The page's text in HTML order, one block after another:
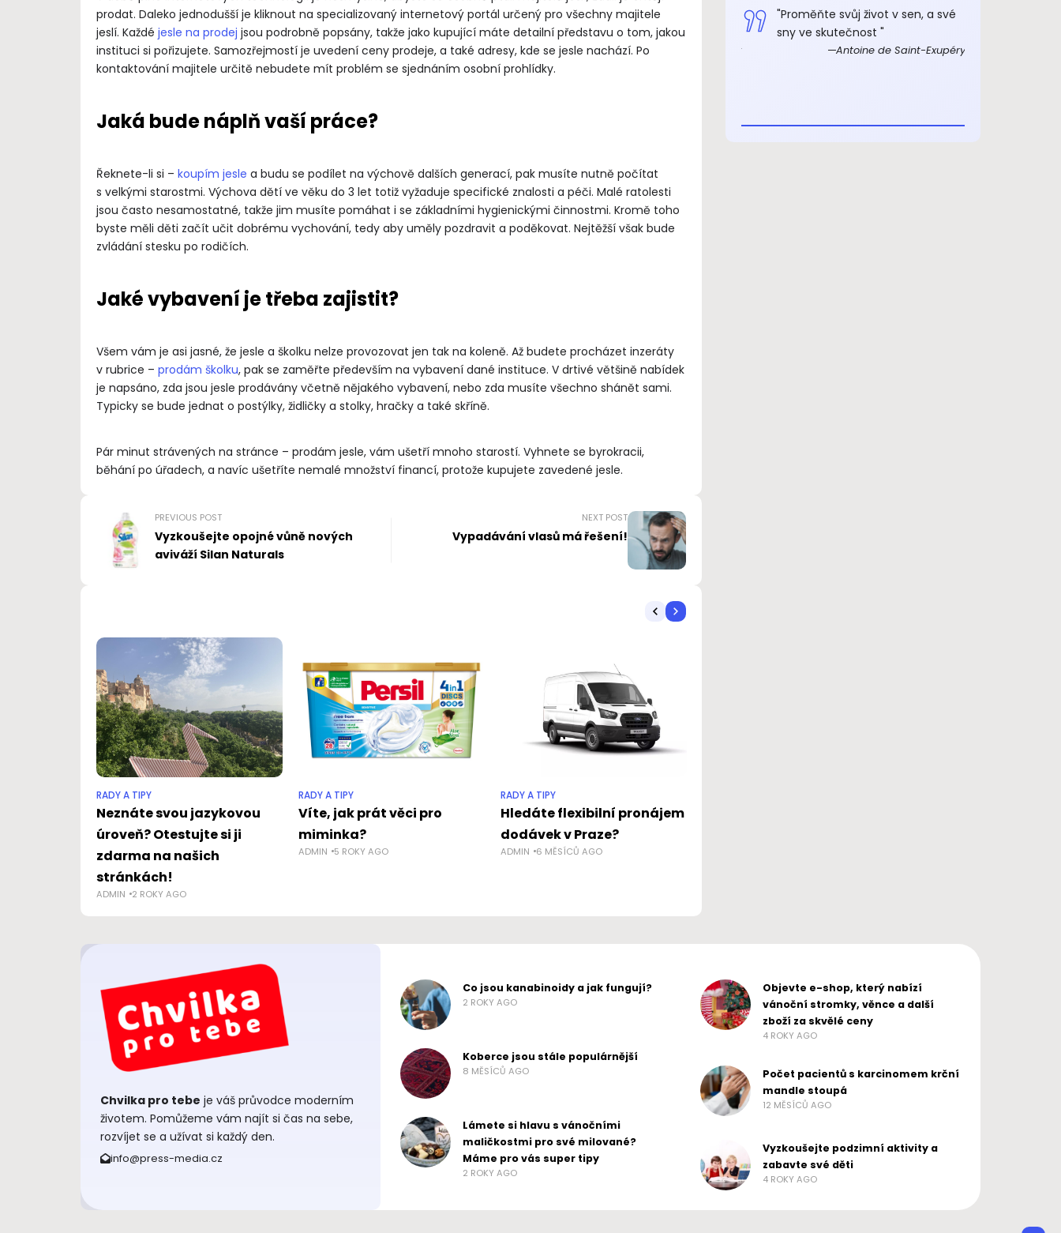
prodat. Daleko jednodušší je kliknout na specializovaný internetový portál určený pro všechny majitele
jeslí. Každé jesle na prodej jsou podrobně popsány, takže jako kupující máte detailní představu o tom, jakou
instituci si pořizujete. Samozřejmostí je uvedení ceny prodeje, a také adresy, kde se jesle nachází. Po
kontaktování majitele určitě nebudete mít problém se sjednáním osobní prohlídky.
Jaká bude náplň vaší práce?
Řeknete-li si – koupím jesle a budu se podílet na výchově dalších generací, pak musíte nutně počítat
s velkými starostmi. Výchova dětí ve věku do 3 let totiž vyžaduje specifické znalosti a péči. Malé ratolesti
jsou často nesamostatné, takže jim musíte pomáhat i se základními hygienickými činnostmi. Kromě toho
byste měli děti začít učit dobrému vychování, tedy aby uměly pozdravit a poděkovat. Nejtěžší však bude
zvládání stesku po rodičích.
Jaké vybavení je třeba zajistit?
Všem vám je asi jasné, že jesle a školku nelze provozovat jen tak na koleně. Až budete procházet inzeráty
v rubrice – prodám školku, pak se zaměřte především na vybavení dané instituce. V drtivé většině nabídek
je napsáno, zda jsou jesle prodávány včetně nějakého vybavení, nebo zda musíte všechno shánět sami.
Typicky se bude jednat o postýlky, židličky a stolky, hračky a také skříně.
Pár minut strávených na stránce – prodám jesle, vám ušetří mnoho starostí. Vyhnete se byrokracii,
běhání po úřadech, a navíc ušetříte nemalé množství financí, protože kupujete zavedené jesle.
PREVIOUS POST
Vyzkoušejte opojné vůně nových
aviváží Silan Naturals
NEXT POST
Vypadávání vlasů má řešení!
RADY A TIPY
Neznáte svou jazykovou
úroveň? Otestujte si ji
zdarma na našich
stránkách!
ADMIN 2 ROKY AGO
RADY A TIPY
Víte, jak prát věci pro
miminka?
ADMIN 5 ROKY AGO
RADY A TIPY
Hledáte flexibilní pronájem
dodávek v Praze?
ADMIN 6 MĚSÍCŮ AGO
„Co dává smysl životu, dává smysl
i smrti.“
Antoine de Saint-Exupéry
"Proměňte svůj život v sen, a své
sny ve skutečnost "
Antoine de Saint-Exupéry
Chvilka pro tebe je váš průvodce moderním
životem. Pomůžeme vám najít si čas na sebe,
rozvíjet se a užívat si každý den.
info@press-media.cz
Co jsou kanabinoidy a jak fungují?
2 ROKY AGO
Koberce jsou stále populárnější
8 MĚSÍCŮ AGO
Lámete si hlavu s vánočními
maličkostmi pro své milované?
Máme pro vás super tipy
2 ROKY AGO
Objevte e-shop, který nabízí
vánoční stromky, věnce a další
zboží za skvělé ceny
4 ROKY AGO
Počet pacientů s karcinomem krční
mandle stoupá
12 MĚSÍCŮ AGO
Vyzkoušejte podzimní aktivity a
zabavte své děti
4 ROKY AGO